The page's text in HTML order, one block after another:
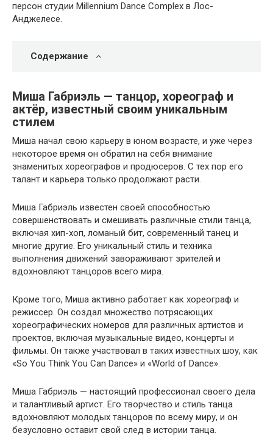
персон студии Millennium Dance Complex в Лос-
Анджелесе.
Содержание
Миша Габриэль — танцор, хореограф и
актёр, известный своим уникальным
стилем
Миша начал свою карьеру в юном возрасте, и уже через
некоторое время он обратил на себя внимание
знаменитых хореографов и продюсеров. С тех пор его
талант и карьера только продолжают расти.
Миша Габриэль известен своей способностью
совершенствовать и смешивать различные стили танца,
включая хип-хоп, ломаный бит, современный танец и
многие другие. Его уникальный стиль и техника
выполнения движений завораживают зрителей и
вдохновляют танцоров всего мира.
Кроме того, Миша активно работает как хореограф и
режиссер. Он создал множество потрясающих
хореографических номеров для различных артистов и
проектов, включая музыкальные видео, концерты и
фильмы. Он также участвовал в таких известных шоу, как
«So You Think You Can Dance» и «World of Dance».
Миша Габриэль — настоящий профессионал своего дела
и талантливый артист. Его творчество и стиль танца
вдохновляют молодых танцоров по всему миру, и он
безусловно оставит свой след в истории танца.